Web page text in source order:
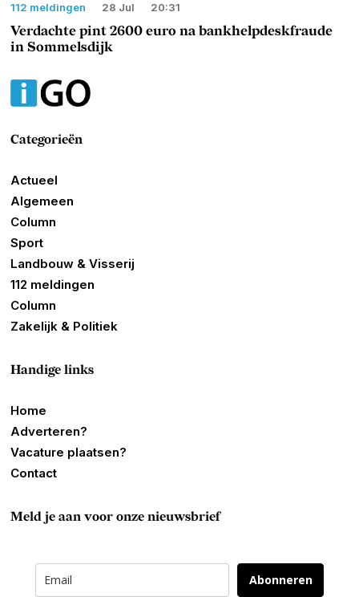
112 meldingen 28 Jul 20:31
Verdachte pint 2600 euro na bankhelpdeskfraude
in Sommelsdijk
Categorieën
Actueel
Algemeen
Column
Sport
Landbouw & Visserij
112 meldingen
Column
Zakelijk & Politiek
Handige links
Home
Adverteren?
Vacature plaatsen?
Contact
Meld je aan voor onze nieuwsbrief
Abonneren